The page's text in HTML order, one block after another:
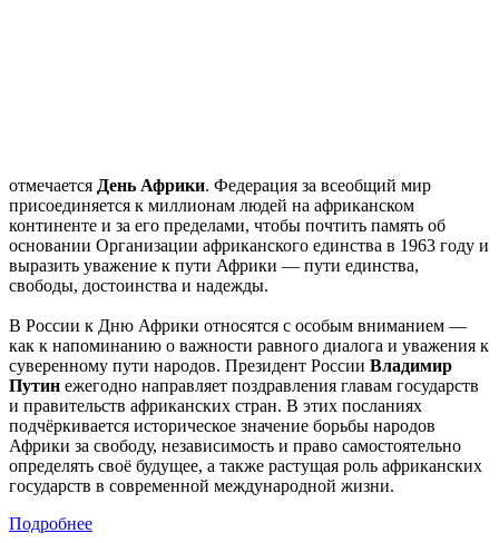
отмечается День Африки. Федерация за всеобщий мир
присоединяется к миллионам людей на африканском
континенте и за его пределами, чтобы почтить память об
основании Организации африканского единства в 1963 году и
выразить уважение к пути Африки — пути единства,
свободы, достоинства и надежды.
В России к Дню Африки относятся с особым вниманием —
как к напоминанию о важности равного диалога и уважения к
суверенному пути народов. Президент России Владимир
Путин ежегодно направляет поздравления главам государств
и правительств африканских стран. В этих посланиях
подчёркивается историческое значение борьбы народов
Африки за свободу, независимость и право самостоятельно
определять своё будущее, а также растущая роль африканских
государств в современной международной жизни.
Подробнее